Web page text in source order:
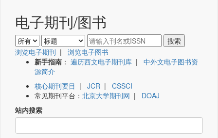
电子期刊/图书
浏览电子期刊 | 浏览电子图书
新手指南 ： 遍历西文电子期刊库 | 中外文电子图书资
源简介
核心期刊要目 | JCR | CSSCI
常见期刊平台： 北京大学期刊网 | DOAJ
站内搜索